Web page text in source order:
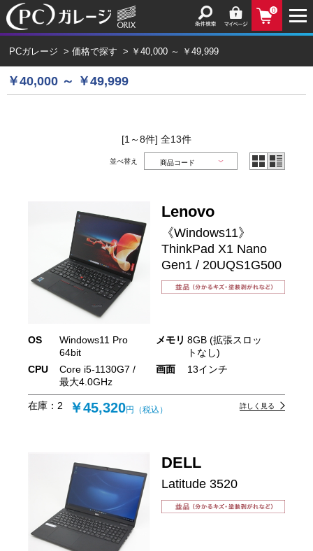
0
PCガレージ >価格で探す > ￥40,000 ～ ￥49,999
￥40,000 ～ ￥49,999
[1～8件] 全13件
並べ替え
Lenovo
《Windows11》
ThinkPad X1 Nano
Gen1 / 20UQS1G500
OS
Windows11 Pro
64bit
メモリ 8GB (拡張スロッ
トなし)
CPU
Core i5-1130G7 /
最大4.0GHz
画面 13インチ
在庫： 2 ￥45,320円（税込） 詳しく見る
DELL
Latitude 3520